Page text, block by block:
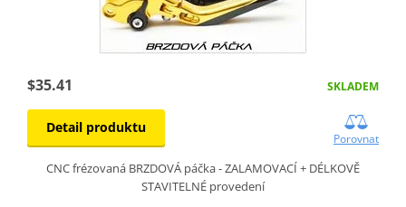
$35.41 SKLADEM
Detail produktu
Porovnat
CNC frézovaná BRZDOVÁ páčka - ZALAMOVACÍ + DÉLKOVĚ
STAVITELNÉ provedení